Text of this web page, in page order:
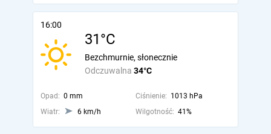
16:00
31°C
Odczuwalna 34°C
Bezchmurnie, słonecznie
Opad: 0 mm Ciśnienie: 1013 hPa
Wiatr:
6 km/h Wilgotność: 41%